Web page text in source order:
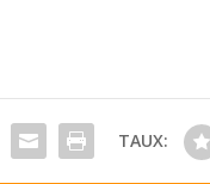
TAUX: